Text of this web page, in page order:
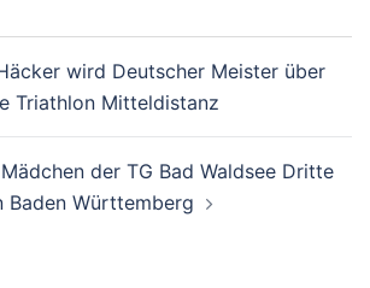
wird Deutscher Meister über
Triathlon Mitteldistanz
der TG Bad Waldsee Dritte
Baden Württemberg